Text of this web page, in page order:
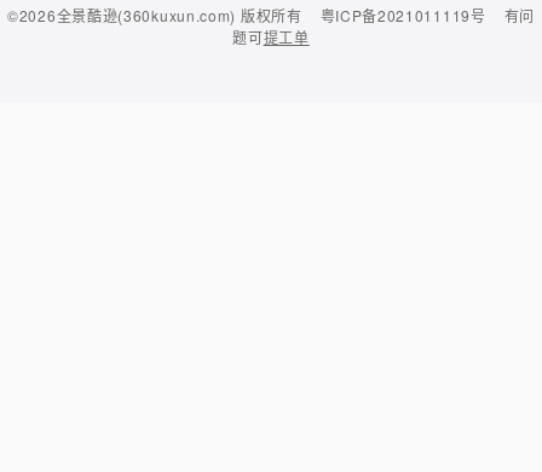
©2026全景酷逊(360kuxun.com) 版权所有 粤ICP备2021011119号
有问
题可提工单